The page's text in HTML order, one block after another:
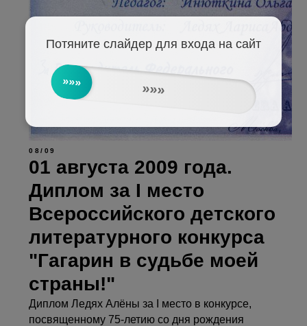
Потяните слайдер для входа на сайт
»»»
»»»
08/09
01 августа 2009 года.
Диплом за I место
Всероссийского детского
литературного конкурса
"Гагарин в судьбе моей
страны!"
Диплом Ледях Алёны за I место в конкурсе,
посвященному 75-летию со дня рождения